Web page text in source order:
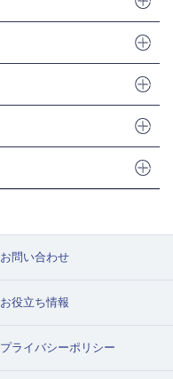
お問い合わせ
お役立ち情報
プライバシーポリシー